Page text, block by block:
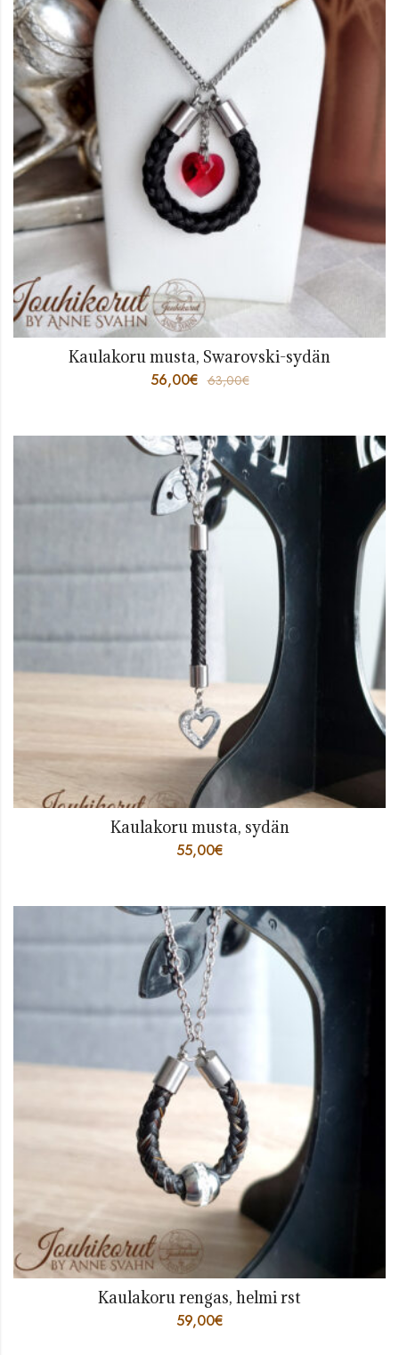
Kaulakoru musta, Swarovski-sydän
56,00€ 63,00€
Kaulakoru musta, sydän
55,00€
Kaulakoru rengas, helmi rst
59,00€